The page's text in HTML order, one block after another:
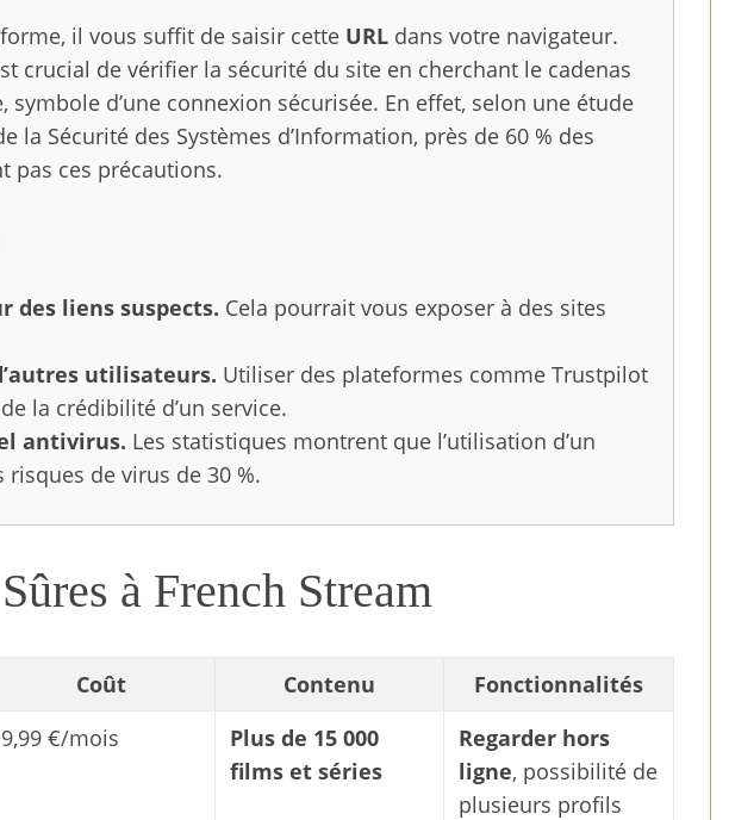
il vous suffit de saisir cette URL dans votre navigateur.
crucial de vérifier la sécurité du site en cherchant le cadenas
symbole d’une connexion sécurisée. En effet, selon une étude
la Sécurité des Systèmes d’Information, près de 60 % des
pas ces précautions.
des liens suspects. Cela pourrait vous exposer à des sites
utilisateurs. Utiliser des plateformes comme Trustpilot
la crédibilité d’un service.
antivirus. Les statistiques montrent que l’utilisation d’un
de virus de 30 %.
à French Stream
Coût Contenu
Fonctionnalités
9,99 €/mois
Plus de 15 000
films et séries
Regarder hors
ligne, possibilité de
plusieurs profils